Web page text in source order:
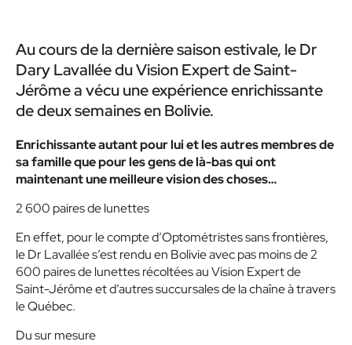
Au cours de la dernière saison estivale, le Dr
Dary Lavallée du Vision Expert de Saint-
Jérôme a vécu une expérience enrichissante
de deux semaines en Bolivie.
Enrichissante autant pour lui et les autres membres de
sa famille que pour les gens de là-bas qui ont
maintenant une meilleure vision des choses…
2 600 paires de lunettes
En effet, pour le compte d’Optométristes sans frontières,
le Dr Lavallée s’est rendu en Bolivie avec pas moins de 2
600 paires de lunettes récoltées au Vision Expert de
Saint-Jérôme et d’autres succursales de la chaîne à travers
le Québec.
Du sur mesure